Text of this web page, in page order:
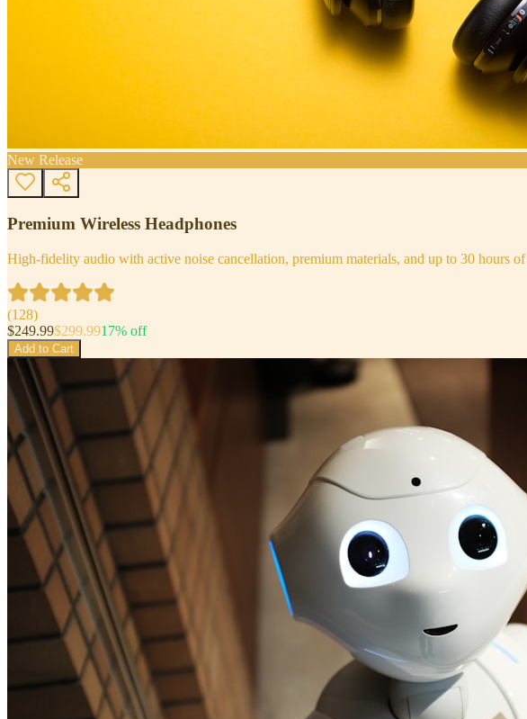
New Release
Premium Wireless Headphones
High-fidelity audio with active noise cancellation, premium materials, and up to 30 hours
(128)
$249.99$299.9917% off
Add to Cart